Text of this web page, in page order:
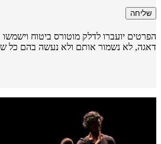
שליחה
יועברו לדלק מוטורס ביטוח וישמשו
לא נשמור אותם ולא נעשה בהם כל